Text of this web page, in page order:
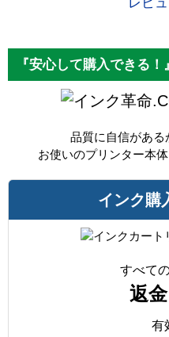
『安心して購入できる
品質に自信がある
お使いのプリンター本
インク購
すべて
返
有